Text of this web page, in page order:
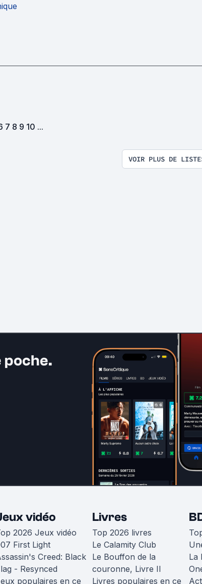
7 8 9 10 ...
VOIR PLUS DE
vidéo
2026 Jeux vidéo
First Light
Creed: Black
- Resynced
populaires en ce
Livres
Top 2026 livres
Le Calamity Club
Le Bouffon de la
couronne, Livre II
Livres populaires en ce
La